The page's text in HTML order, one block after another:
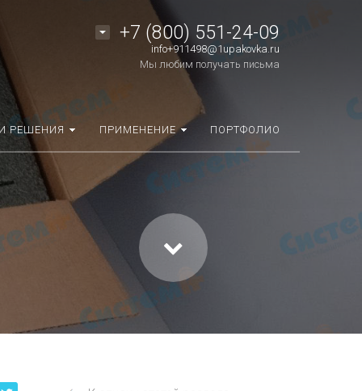
+7 (800) 551-24-09
info+911498@1upakovka.ru
Мы любим получать письма
РЕШЕНИЯ ПРИМЕНЕНИЕ ПОРТФОЛИО